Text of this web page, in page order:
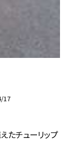
17
たチューリップ